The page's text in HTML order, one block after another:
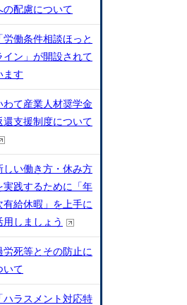
の配慮について
「労働条件相談ほっと
イン」が開設されて
ます
わて産業人材奨学金
還支援制度について
しい働き方・休み方
実践するために「年
有給休暇」を上手に
用しましょう
労死等とその防止に
いて
「ハラスメント対応特